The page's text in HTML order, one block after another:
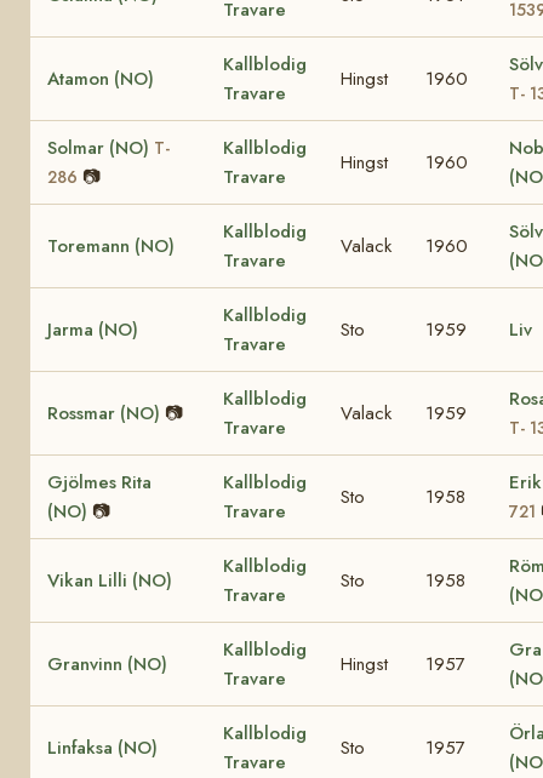
Travare
Atamon (NO)
Kallblodig
Travare
Hingst 1960
T-
Solmar (NO) T-
286 📷
Kallblodig
Travare
Hingst 1960
Toremann (NO)
Kallblodig
Travare
Valack 1960
Jarma (NO)
Kallblodig
Travare
Sto 1959 Liv
Rossmar (NO) 📷
Kallblodig
Travare
Valack 1959
T-
Gjölmes Rita
(NO) 📷
Kallblodig
Travare
Sto 1958
721
Vikan Lilli (NO)
Kallblodig
Travare
Sto 1958
Granvinn (NO)
Kallblodig
Travare
Hingst 1957
Linfaksa (NO)
Kallblodig
Travare
Sto 1957